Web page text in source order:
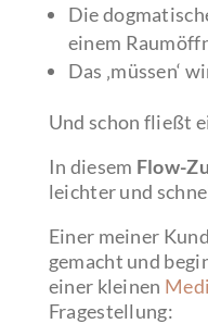
Die
einem
Das ‚müssen‘
Und schon fließt
In diesem Flow-
leichter und
Einer meiner
gemacht und
einer kleinen
Fragestellung: